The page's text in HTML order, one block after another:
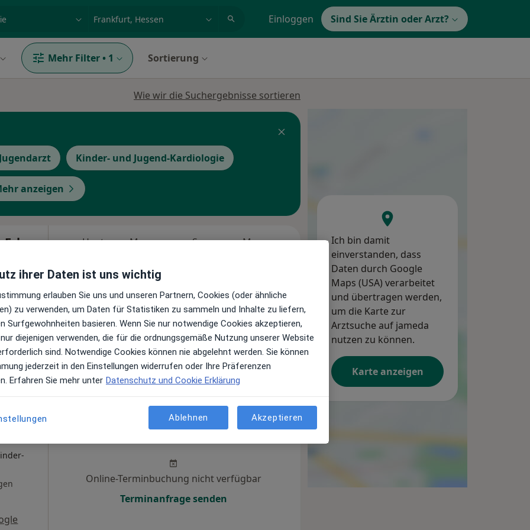
Einloggen Sind Sie Ärztin oder Arzt?
Mehr Filter • 1 Sortierung
Wie wir die Suchergebnisse sortieren
Kinder- und Jugend-Kardiologie
anzeigen
Erbe
Praxiszentrum Sachsenhausen Dr. med. Matthias Erbe
Heute Morgen So, Mo, Di, Mi,
12 Aug 13 Aug
Online-Terminbuchung nicht verfügbar
Terminanfrage senden
Morgen
Online-Terminbuchung nicht verfügbar
Terminanfrage senden
Ich bin damit
einverstanden, dass
Daten durch Google
Maps (USA) verarbeitet
und übertragen werden,
um die Karte zur
Arztsuche auf jameda
nutzen zu können.
Karte anzeigen
ihrer Daten ist uns wichtig
erlauben Sie uns und unseren Partnern, Cookies (oder ähnliche
zu verwenden, um Daten für Statistiken zu sammeln und Inhalte zu liefern,
Surfgewohnheiten basieren. Wenn Sie nur notwendige Cookies akzeptieren,
diejenigen verwenden, die für die ordnungsgemäße Nutzung unserer Website
sind. Notwendige Cookies können nie abgelehnt werden. Sie können
jederzeit in den Einstellungen widerrufen oder Ihre Präferenzen
Erfahren Sie mehr unter Datenschutz und Cookie Erklärung
Ablehnen Akzeptieren